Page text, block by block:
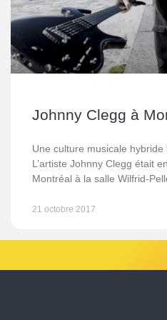
Johnny Clegg à
Une culture musicale
L’artiste Johnny Clegg était
Montréal à la salle Wilfrid-
21 octobre 2017